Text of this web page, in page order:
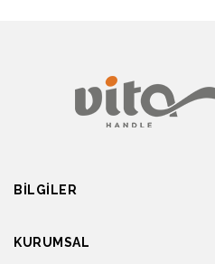
BILGILER
KURUMSAL